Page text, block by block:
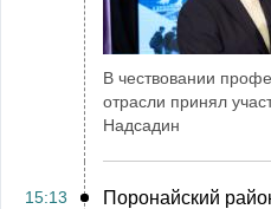
В чествовании
отрасли принял
Надсадин
15:13
Поронайский